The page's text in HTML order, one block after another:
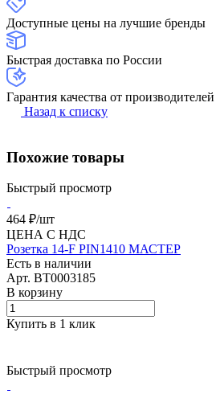
Доступные цены на лучшие бренды
Быстрая доставка по России
Гарантия качества от производителей
Назад к списку
Похожие товары
Быстрый просмотр
464 ₽/шт
ЦЕНА С НДС
Розетка 14-F PIN1410 МАСТЕР
Есть в наличии
Арт. BT0003185
В корзину
Купить в 1 клик
Быстрый просмотр